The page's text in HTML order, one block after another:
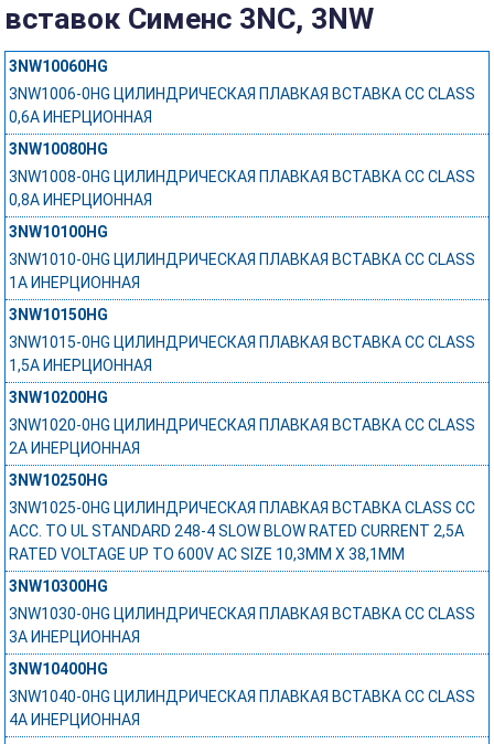
вставок Сименс 3NC, 3NW
3NW10060HG
3NW1006-0HG ЦИЛИНДРИЧЕСКАЯ ПЛАВКАЯ ВСТАВКА СС CLASS
0,6А ИНЕРЦИОННАЯ
3NW10080HG
3NW1008-0HG ЦИЛИНДРИЧЕСКАЯ ПЛАВКАЯ ВСТАВКА СС CLASS
0,8А ИНЕРЦИОННАЯ
3NW10100HG
3NW1010-0HG ЦИЛИНДРИЧЕСКАЯ ПЛАВКАЯ ВСТАВКА СС CLASS
1А ИНЕРЦИОННАЯ
3NW10150HG
3NW1015-0HG ЦИЛИНДРИЧЕСКАЯ ПЛАВКАЯ ВСТАВКА СС CLASS
1,5А ИНЕРЦИОННАЯ
3NW10200HG
3NW1020-0HG ЦИЛИНДРИЧЕСКАЯ ПЛАВКАЯ ВСТАВКА СС CLASS
2А ИНЕРЦИОННАЯ
3NW10250HG
3NW1025-0HG ЦИЛИНДРИЧЕСКАЯ ПЛАВКАЯ ВСТАВКА CLASS CC
ACC. TO UL STANDARD 248-4 SLOW BLOW RATED CURRENT 2,5A
RATED VOLTAGE UP TO 600V AC SIZE 10,3MM X 38,1MM
3NW10300HG
3NW1030-0HG ЦИЛИНДРИЧЕСКАЯ ПЛАВКАЯ ВСТАВКА СС CLASS
3А ИНЕРЦИОННАЯ
3NW10400HG
3NW1040-0HG ЦИЛИНДРИЧЕСКАЯ ПЛАВКАЯ ВСТАВКА СС CLASS
4А ИНЕРЦИОННАЯ